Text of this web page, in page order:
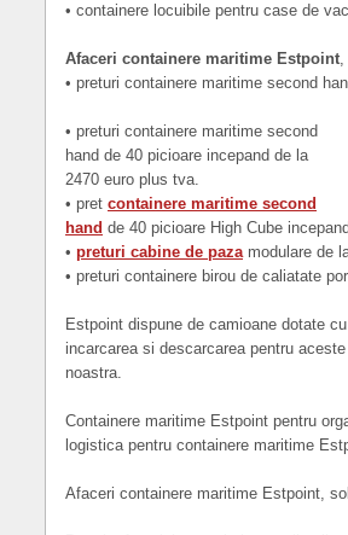
• containere locuibile pentru case de
Afaceri containere maritime Estpoint,
• preturi containere maritime second
• preturi containere maritime second
hand de 40 picioare incepand de la
2470 euro plus tva.
• pret containere maritime second
hand de 40 picioare High Cube
• preturi cabine de pazamodulare de
• preturi containere birou de caliatate
Estpoint dispune de camioane dotate
incarcarea si descarcarea pentru
noastra.
Containere maritime Estpoint pentru
logistica pentru containere maritime
Afaceri containere maritime Estpoint,